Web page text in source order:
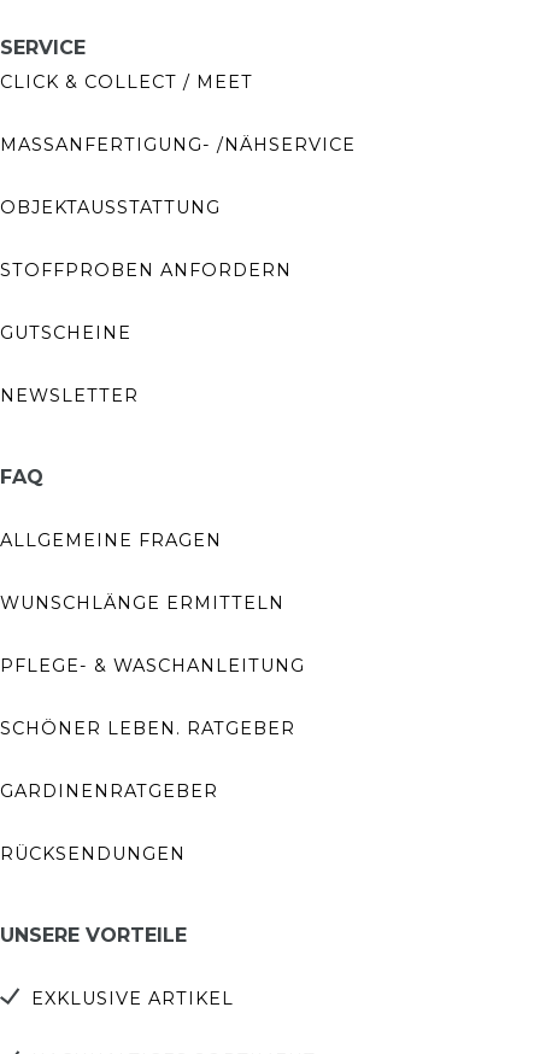
SERVICE
CLICK & COLLECT / MEET
MASSANFERTIGUNG- /NÄHSERVICE
OBJEKTAUSSTATTUNG
STOFFPROBEN ANFORDERN
GUTSCHEINE
NEWSLETTER
FAQ
ALLGEMEINE FRAGEN
WUNSCHLÄNGE ERMITTELN
PFLEGE- & WASCHANLEITUNG
SCHÖNER LEBEN. RATGEBER
GARDINENRATGEBER
RÜCKSENDUNGEN
UNSERE VORTEILE
EXKLUSIVE ARTIKEL